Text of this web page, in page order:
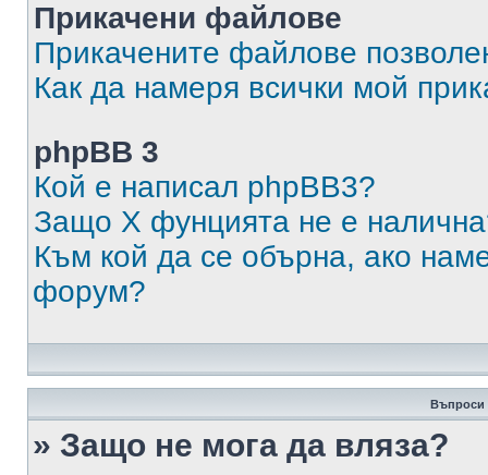
Прикачени файлове
Прикачените файлове
Как да намеря всички мой
phpBB 3
Кой е написал phpBB3?
Защо X фунцията не е
Към кой да се обърна, ако
форум?
Въпроси
» Защо не мога да вляза?